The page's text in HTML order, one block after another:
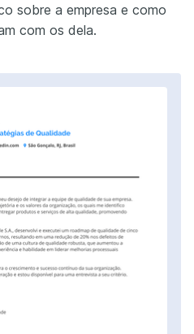
sobre a empresa e como
com os dela.